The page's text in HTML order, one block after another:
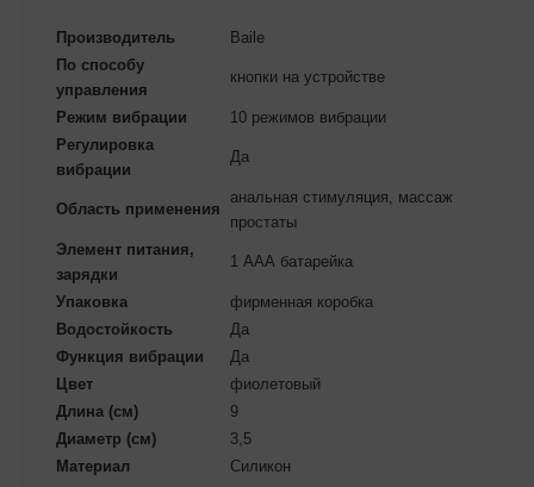
Производитель
Baile
По способу
управления
кнопки на устройстве
Режим вибрации
10 режимов вибрации
Регулировка
вибрации
Да
Область применения
анальная стимуляция, массаж
простаты
Элемент питания,
зарядки
1 ААА батарейка
Упаковка
фирменная коробка
Водостойкость
Да
Функция вибрации
Да
Цвет
фиолетовый
Длина (см)
9
Диаметр (см)
3,5
Материал
Силикон